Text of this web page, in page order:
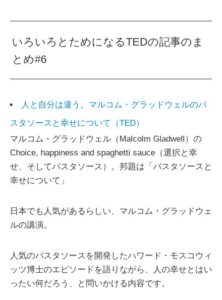
いろいろとためになるTEDの記事のま
とめ#6
人と自分は違う。マルコム・グラッドウェルのパ
スタソースと幸せについて（TED）
マルコム・グラッドウェル（Malcolm Gladwell）の
Choice, happiness and spaghetti sauce（選択と幸
せ、そしてパスタソース）。邦題は「パスタソースと
幸せについて」
日本でも人気があるらしい、マルコム・グラッドウェ
ルの講演。
人気のパスタソースを開発したハワード・モスコウィ
ッツ博士のエピソードを語りながら、人の幸せとはい
ったい何だろう、と問いかける内容です。